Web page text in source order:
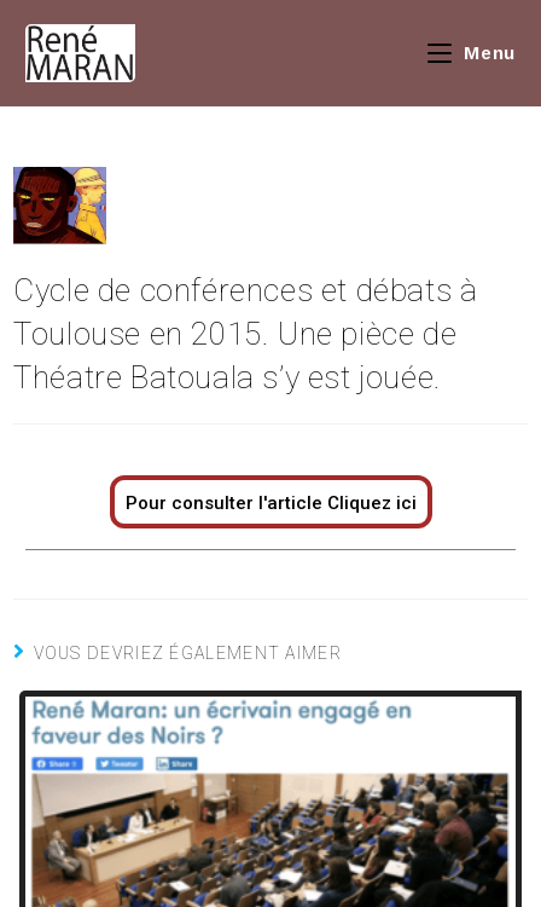
Menu
Cycle de conférences et débats à
Toulouse en 2015. Une pièce de
Théatre Batouala s’y est jouée.
Pour consulter l'article Cliquez ici
VOUS DEVRIEZ ÉGALEMENT AIMER